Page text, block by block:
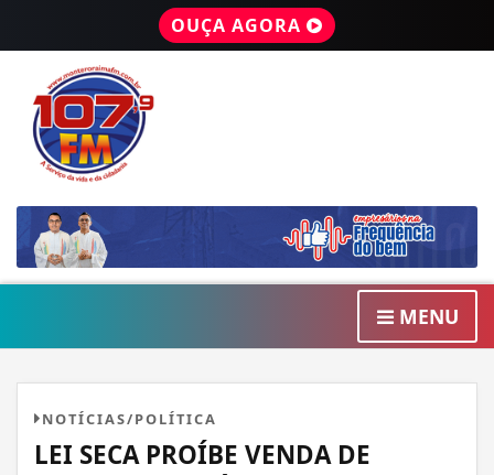
OUÇA AGORA
MENU
NOTÍCIAS/POLÍTICA
LEI SECA PROÍBE VENDA DE